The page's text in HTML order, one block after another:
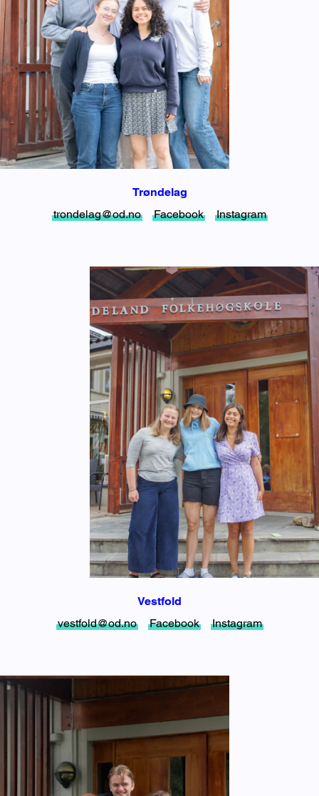
Trøndelag
trondelag@od.no
Facebook Instagram
Vestfold
vestfold@od.no
Facebook Instagram